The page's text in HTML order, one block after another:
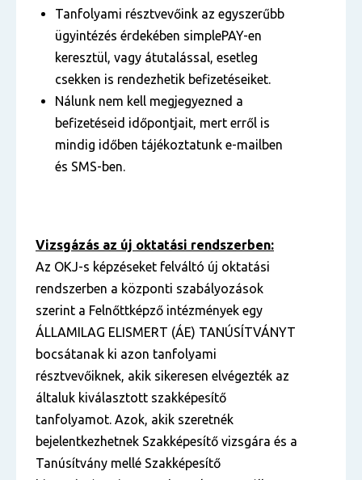
Tanfolyami résztvevőink az egyszerűbb
ügyintézés érdekében simplePAY-en
keresztül, vagy átutalással, esetleg
csekken is rendezhetik befizetéseiket.
Nálunk nem kell megjegyezned a
befizetéseid időpontjait, mert erről is
mindig időben tájékoztatunk e-mailben
és SMS-ben.
Vizsgázás az új oktatási rendszerben:
Az OKJ-s képzéseket felváltó új oktatási
rendszerben a központi szabályozások
szerint a Felnőttképző intézmények egy
ÁLLAMILAG ELISMERT (ÁE) TANÚSÍTVÁNYT
bocsátanak ki azon tanfolyami
résztvevőiknek, akik sikeresen elvégezték az
általuk kiválasztott szakképesítő
tanfolyamot. Azok, akik szeretnék
bejelentkezhetnek Szakképesítő vizsgára és a
Tanúsítvány mellé Szakképesítő